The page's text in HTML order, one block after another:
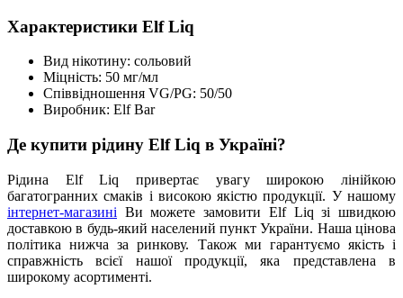
Характеристики Elf Liq
Вид нікотину: сольовий
Міцність: 50 мг/мл
Співвідношення VG/PG: 50/50
Виробник: Elf Bar
Де купити рідину Elf Liq в Україні?
Рідина Elf Liq привертає увагу широкою лінійкою
багатогранних смаків і високою якістю продукції. У нашому
інтернет-магазині Ви можете замовити Elf Liq зі швидкою
доставкою в будь-який населений пункт України. Наша цінова
політика нижча за ринкову. Також ми гарантуємо якість і
справжність всієї нашої продукції, яка представлена в
широкому асортименті.